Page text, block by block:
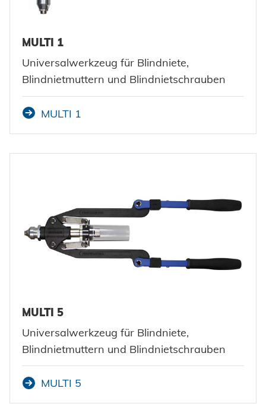
MULTI 1
Universalwerkzeug für Blindniete,
Blindnietmuttern und Blindnietschrauben
MULTI 1
MULTI 5
Universalwerkzeug für Blindniete,
Blindnietmuttern und Blindnietschrauben
MULTI 5